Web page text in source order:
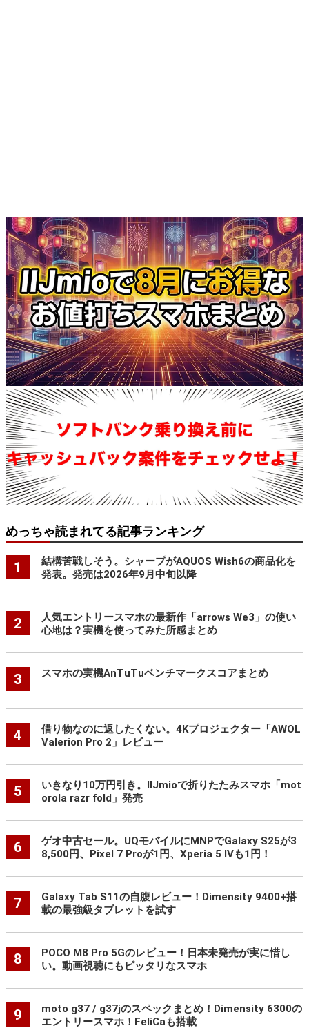
めっちゃ読まれてる記事ランキング
1
結構苦戦しそう。シャープがAQUOS Wish6の商品化を
発表。発売は2026年9月中旬以降
2
人気エントリースマホの最新作「arrows We3」の使い
心地は？実機を使ってみた所感まとめ
3 スマホの実機AnTuTuベンチマークスコアまとめ
4
借り物なのに返したくない。4Kプロジェクター「AWOL
Valerion Pro 2」レビュー
5
いきなり10万円引き。IIJmioで折りたたみスマホ「mot
orola razr fold」発売
6
ゲオ中古セール。UQモバイルにMNPでGalaxy S25が3
8,500円、Pixel 7 Proが1円、Xperia 5 IVも1円！
7
Galaxy Tab S11の自腹レビュー！Dimensity 9400+搭
載の最強級タブレットを試す
8
POCO M8 Pro 5Gのレビュー！日本未発売が実に惜し
い。動画視聴にもピッタリなスマホ
9
moto g37 / g37jのスペックまとめ！Dimensity 6300の
エントリースマホ！FeliCaも搭載